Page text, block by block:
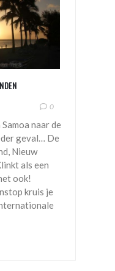
0
naar de
geval… De
Nieuw
als een
ook!
kruis je